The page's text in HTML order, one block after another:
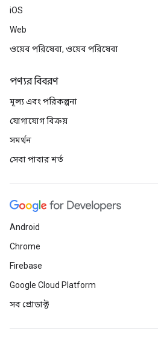
iOS
Web
ওয়েব পরিষেবা, ওয়েব পরিষেবা
পণ্যর বিবরণ
মূল্য এবং পরিকল্পনা
যোগাযোগ বিক্রয়
সমর্থন
সেবা পাবার শর্ত
Android
Chrome
Firebase
Google Cloud Platform
সব প্রোডাক্ট